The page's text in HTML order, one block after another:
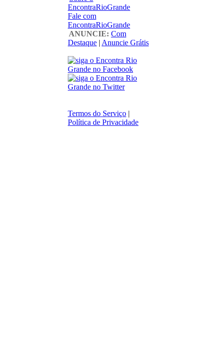
EncontraRioGrande
Fale com
EncontraRioGrande
ANUNCIE: Com
Destaque | Anuncie Grátis
Termos do Serviço |
Política de Privacidade